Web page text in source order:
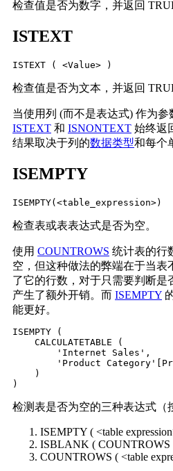
检查值是否为数字，并返回
ISTEXT
ISTEXT ( <Value> )
检查值是否为文本，并返回
当使用列 (而不是表达式) 作为参
ISTEXT 和 ISNONTEXT 始终返
结果取决于列的数据类型和每个
ISEMPTY
ISEMPTY(<table_expression>)
检查表或表表达式是否为空。
使用 COUNTROWS 统计表的行
空，但这种做法的弊端在于当表
了它的行数，对于只需要判断是
产生了额外开销。而 ISEMPTY
能更好。
ISEMPTY (
    CALCULATETABLE (
        'Internet Sales',
'Product
    )
)
检测表是否为空的三种表达式（
ISEMPTY ( <table
ISBLANK ( COUNTROWS
COUNTROWS ( <table